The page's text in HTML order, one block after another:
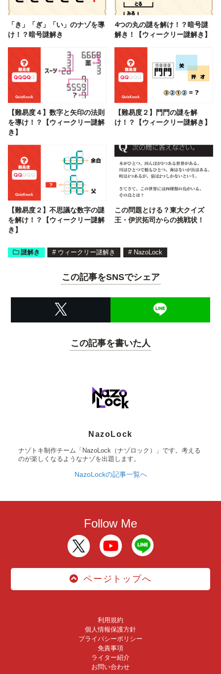
「き」「ぎ」「い」のナゾを導
け！？暗号謎解き
4つの丸の謎を解け！？暗号謎
解き！【ウィークリー謎解き】
【難易度４】数字と矢印の法則
を導け！？【ウィークリー謎解
き】
【難易度２】門門の謎を解
け！？【ウィークリー謎解き】
【難易度２】不思議な数字の謎
を解け！？【ウィークリー謎解
き】
この問題とける？東大クイズ
王・伊沢拓司からの挑戦状！
謎解き # ウィークリー謎解き # NazoLock
この記事をSNSでシェア
この記事を書いた人
NazoLock
ナゾトキ制作チーム「NazoLock（ナゾロック）」です。考える
のが楽しくなるようなナゾを出題します。
NazoLockの記事一覧へ
Follow Me
ページトップへ
利用規約
個人情報保護方針
プライバシーポリシー
免責事項
ライター紹介
お問い合わせ